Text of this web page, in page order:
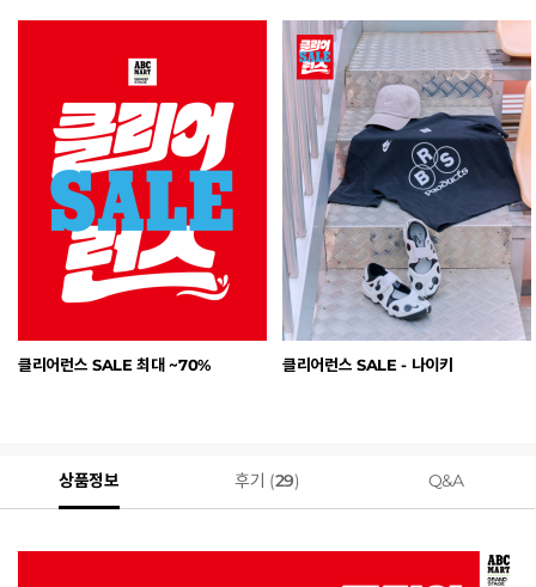
클리어런스 SALE 최대 ~70% 클리어런스 SALE - 나이키
상품정보 후기 (29) Q&A